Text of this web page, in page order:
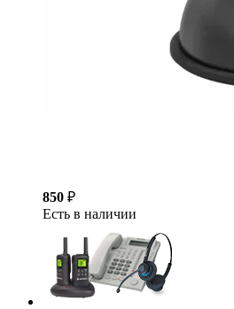
850 ₽
Есть в наличии